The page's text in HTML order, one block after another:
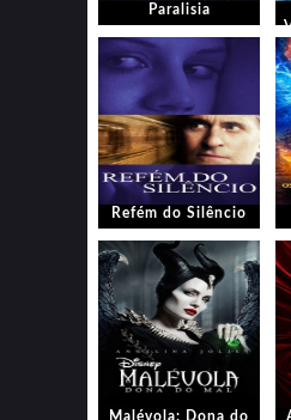
Paralisia
Refém do Silêncio
Malévola: Dona do